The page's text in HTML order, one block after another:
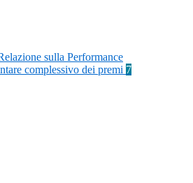
sulla Performance
complessivo dei premi 7